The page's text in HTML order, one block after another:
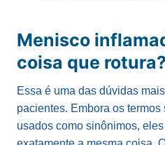
Menisco
coisa que rotura?
Essa é uma das dúvidas
pacientes. Embora os
usados como sinônimos,